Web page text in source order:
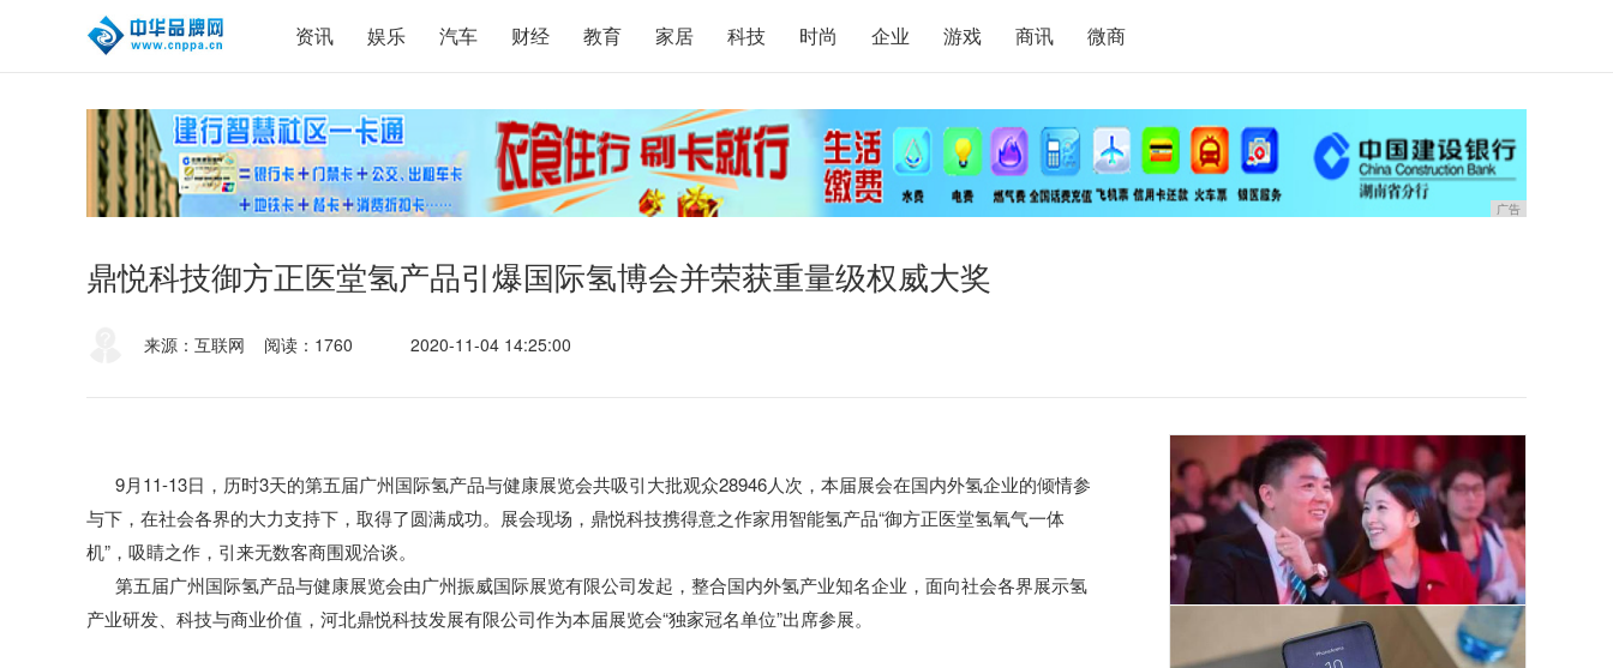
资讯 娱乐 汽车 财经 教育 家居 科技 时尚 企业 游戏 商讯 微商
广告
鼎悦科技御方正医堂氢产品引爆国际氢博会并荣获重量级权威大奖
来源：互联网 阅读：1760 2020-11-04 14:25:00
9月11-13日，历时3天的第五届广州国际氢产品与健康展览会共吸引大批观众28946人次，本届展会在国内外氢企业的倾情参
与下，在社会各界的大力支持下，取得了圆满成功。展会现场，鼎悦科技携得意之作家用智能氢产品“御方正医堂氢氧气一体
机”，吸睛之作，引来无数客商围观洽谈。
第五届广州国际氢产品与健康展览会由广州振威国际展览有限公司发起，整合国内外氢产业知名企业，面向社会各界展示氢
产业研发、科技与商业价值，河北鼎悦科技发展有限公司作为本届展览会“独家冠名单位”出席参展。